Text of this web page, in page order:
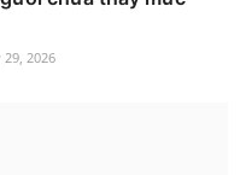
29, 2026